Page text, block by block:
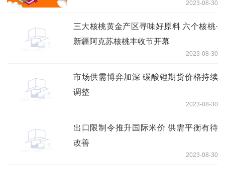
2023-08-30
三大核桃黄金产区寻味好原料 六个核桃·
新疆阿克苏核桃丰收节开幕
2023-08-30
市场供需博弈加深 碳酸锂期货价格持续
调整
2023-08-30
出口限制令推升国际米价 供需平衡有待
改善
2023-08-30